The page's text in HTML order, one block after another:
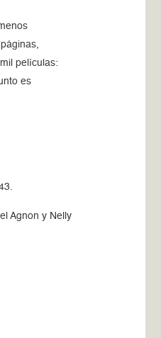
películas:
es
Agnon y Nelly